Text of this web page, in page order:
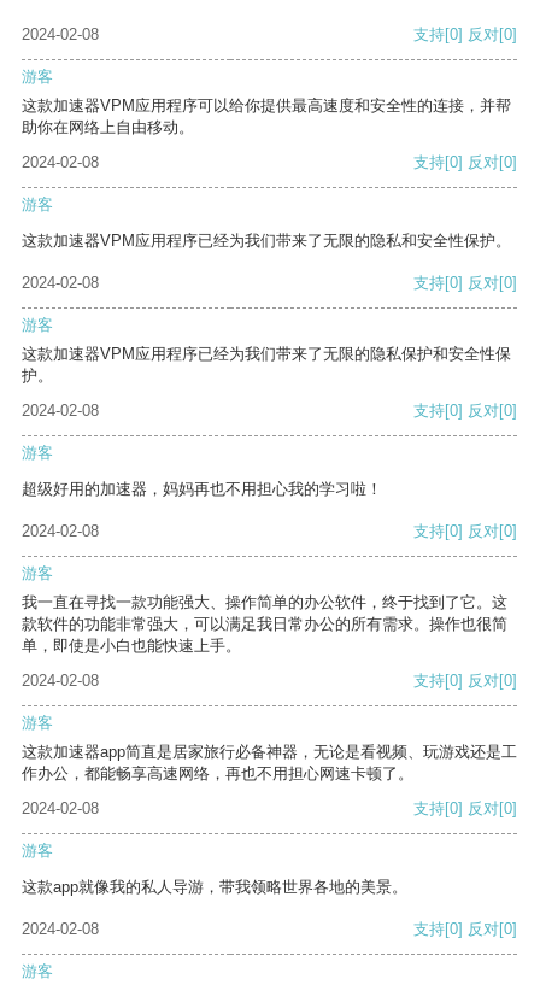
2024-02-08 支持[0] 反对[0]
游客
这款加速器VPM应用程序可以给你提供最高速度和安全性的连接，并帮
助你在网络上自由移动。
2024-02-08
支持[0] 反对[0]
游客
这款加速器VPM应用程序已经为我们带来了无限的隐私和安全性保护。
2024-02-08 支持[0] 反对[0]
游客
这款加速器VPM应用程序已经为我们带来了无限的隐私保护和安全性保
护。
2024-02-08
支持[0] 反对[0]
游客
超级好用的加速器，妈妈再也不用担心我的学习啦！
2024-02-08 支持[0] 反对[0]
游客
我一直在寻找一款功能强大、操作简单的办公软件，终于找到了它。这
款软件的功能非常强大，可以满足我日常办公的所有需求。操作也很简
单，即使是小白也能快速上手。
2024-02-08
支持[0] 反对[0]
游客
这款加速器app简直是居家旅行必备神器，无论是看视频、玩游戏还是工
作办公，都能畅享高速网络，再也不用担心网速卡顿了。
2024-02-08
支持[0] 反对[0]
游客
这款app就像我的私人导游，带我领略世界各地的美景。
2024-02-08 支持[0] 反对[0]
游客